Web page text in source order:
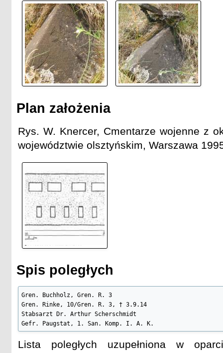
Plan założenia
Rys. W. Knercer, Cmentarze wojenne z
województwie olsztyńskim, Warszawa
Spis poległych
Gren. Buchholz, Gren. R. 3
Gren. Rinke, 10/Gren. R. 3, † 3.9.14
Stabsarzt Dr. Arthur Scherschmidt
Gefr. Paugstat, 1. San. Komp. I. A. K.
Lista poległych uzupełniona w